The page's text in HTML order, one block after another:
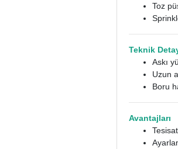
Toz
Teknik
Askı
Uzun
Boru
Avantajları